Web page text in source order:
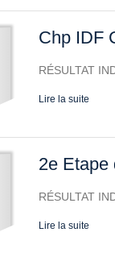
Chp IDF
RÉSULTAT
Lire la suite
2e Etape
RÉSULTAT
Lire la suite